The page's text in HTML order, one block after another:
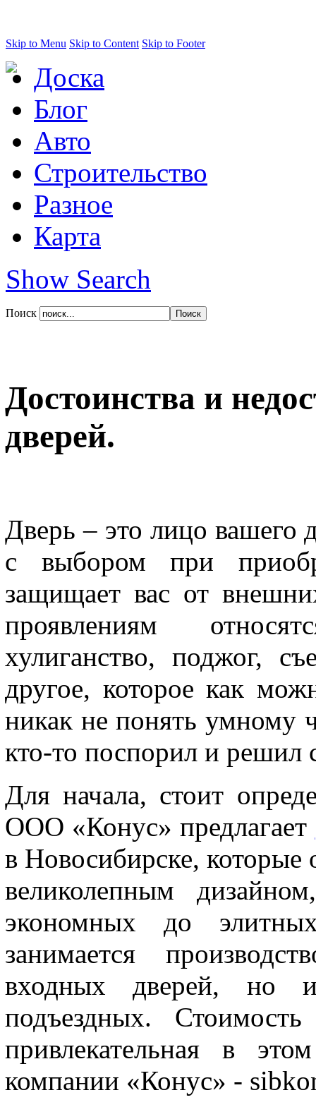
Skip to Menu Skip to Content Skip to Footer
Доска
Блог
Авто
Строительство
Разное
Карта
Show Search
Поиск
Достоинства и
дверей.
Дверь – это лицо вашего
с выбором при
защищает вас от
проявлениям
хулиганство, поджог,
другое, которое как
никак не понять умному
кто-то поспорил и
Для начала, стоит
ООО «Конус» предлагает
в Новосибирске, которые
великолепным
экономных до
занимается
входных дверей, но
подъездных.
привлекательная в
компании «Конус» -